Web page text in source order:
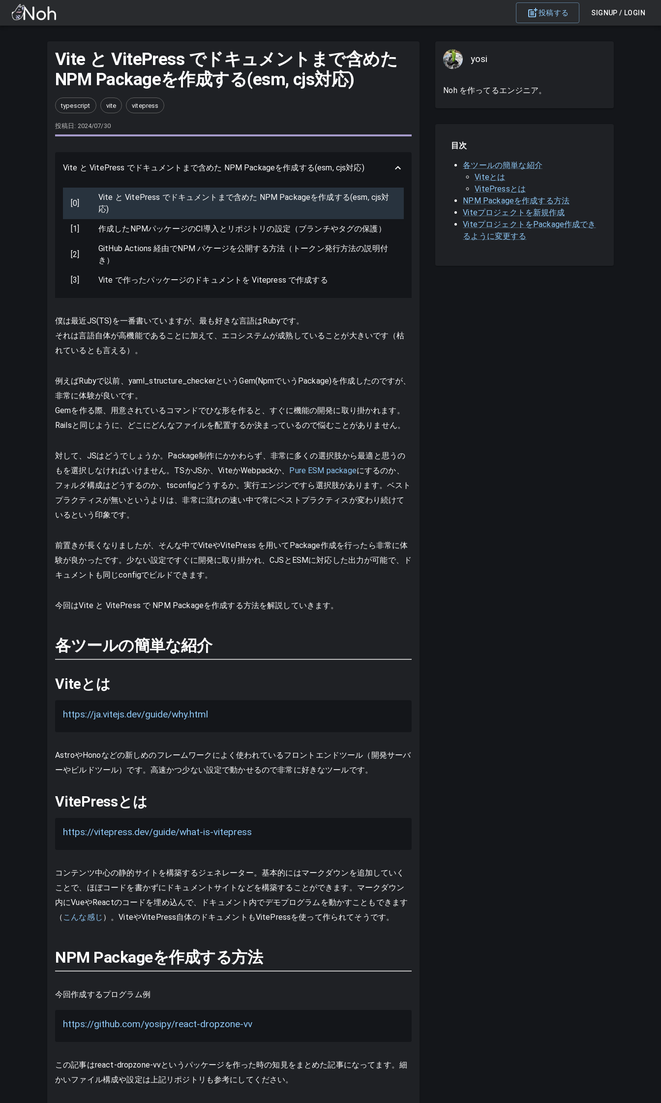
投稿する SIGNUP / LOGIN
Vite と VitePress でドキュメントまで含めた
NPM Packageを作成する(esm, cjs対応)
typescript vite vitepress
投稿日: 2024/07/30
Vite と VitePress でドキュメントまで含めた NPM Packageを作成する(esm, cjs対応)
[0]
Vite と VitePress でドキュメントまで含めた NPM Packageを作成する(esm, cjs対
応)
[1] 作成したNPMパッケージのCI導入とリポジトリの設定（ブランチやタグの保護）
[2]
GitHub Actions 経由でNPM パケージを公開する方法（トークン発行方法の説明付
き）
[3] Vite で作ったパッケージのドキュメントを Vitepress で作成する
僕は最近JS(TS)を一番書いていますが、最も好きな言語はRubyです。
それは言語自体が高機能であることに加えて、エコシステムが成熟していることが大きいです（枯
れているとも言える）。
例えばRubyで以前、yaml_structure_checkerというGem(NpmでいうPackage)を作成したのですが、
非常に体験が良いです。
Gemを作る際、用意されているコマンドでひな形を作ると、すぐに機能の開発に取り掛かれます。
Railsと同じように、どこにどんなファイルを配置するか決まっているので悩むことがありません。
対して、JSはどうでしょうか。Package制作にかかわらず、非常に多くの選択肢から最適と思うの
もを選択しなければいけません。TSかJSか、ViteかWebpackか、 Pure ESM packageにするのか、
フォルダ構成はどうするのか、tsconfigどうするか。実行エンジンですら選択肢があります。ベスト
プラクティスが無いというよりは、非常に流れの速い中で常にベストプラクティスが変わり続けて
いるという印象です。
前置きが長くなりましたが、そんな中でViteやVitePress を用いてPackage作成を行ったら非常に体
験が良かったです。少ない設定ですぐに開発に取り掛かれ、CJSとESMに対応した出力が可能で、ド
キュメントも同じconfigでビルドできます。
今回はVite と VitePress で NPM Packageを作成する方法を解説していきます。
各ツールの簡単な紹介
Viteとは
https://ja.vitejs.dev/guide/why.html
AstroやHonoなどの新しめのフレームワークによく使われているフロントエンドツール（開発サーバ
ーやビルドツール）です。高速かつ少ない設定で動かせるので非常に好きなツールです。
VitePressとは
https://vitepress.dev/guide/what-is-vitepress
コンテンツ中心の静的サイトを構築するジェネレーター。基本的にはマークダウンを追加していく
ことで、ほぼコードを書かずにドキュメントサイトなどを構築することができます。マークダウン
内にVueやReactのコードを埋め込んで、ドキュメント内でデモプログラムを動かすこともできます
（ こんな感じ ）。ViteやVitePress自体のドキュメントもVitePressを使って作られてそうです。
NPM Packageを作成する方法
今回作成するプログラム例
https://github.com/yosipy/react-dropzone-vv
この記事はreact-dropzone-vvというパッケージを作った時の知見をまとめた記事になってます。細
かいファイル構成や設定は上記リポジトリも参考にしてください。
yosi
Noh を作ってるエンジニア。
目次
各ツールの簡単な紹介
Viteとは
VitePressとは
NPM Packageを作成する方法
Viteプロジェクトを新規作成
ViteプロジェクトをPackage作成でき
るように変更する